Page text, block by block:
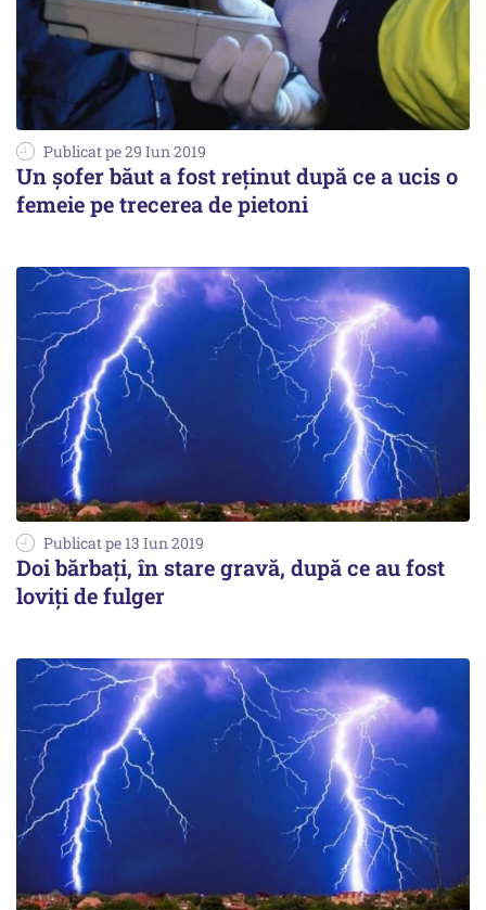
Publicat pe 29 Iun 2019
Un șofer băut a fost reținut după ce a ucis o
femeie pe trecerea de pietoni
Publicat pe 13 Iun 2019
Doi bărbați, în stare gravă, după ce au fost
loviți de fulger